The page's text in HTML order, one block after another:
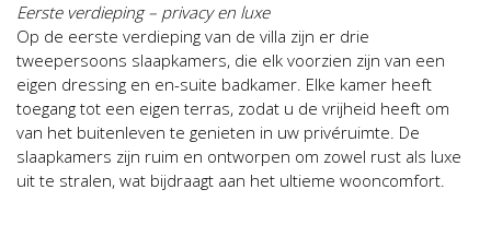
Eerste verdieping – privacy en luxe
Op de eerste verdieping van de villa zijn er drie
tweepersoons slaapkamers, die elk voorzien zijn van een
eigen dressing en en-suite badkamer. Elke kamer heeft
toegang tot een eigen terras, zodat u de vrijheid heeft om
van het buitenleven te genieten in uw privéruimte. De
slaapkamers zijn ruim en ontworpen om zowel rust als luxe
uit te stralen, wat bijdraagt aan het ultieme wooncomfort.